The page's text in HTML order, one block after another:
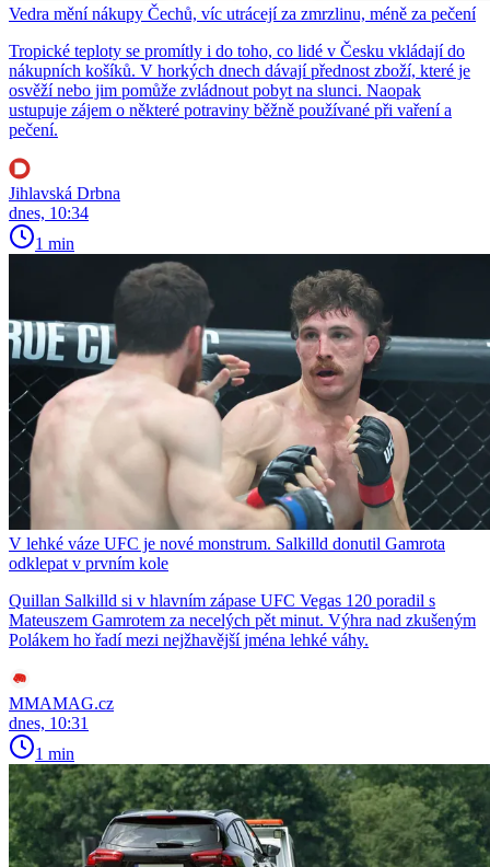
Vedra mění nákupy Čechů, víc utrácejí za zmrzlinu, méně za pečení
Tropické teploty se promítly i do toho, co lidé v Česku vkládají do
nákupních košíků. V horkých dnech dávají přednost zboží, které je
osvěží nebo jim pomůže zvládnout pobyt na slunci. Naopak
ustupuje zájem o některé potraviny běžně používané při vaření a
pečení.
Jihlavská Drbna
dnes, 10:34
1 min
V lehké váze UFC je nové monstrum. Salkilld donutil Gamrota
odklepat v prvním kole
Quillan Salkilld si v hlavním zápase UFC Vegas 120 poradil s
Mateuszem Gamrotem za necelých pět minut. Výhra nad zkušeným
Polákem ho řadí mezi nejžhavější jména lehké váhy.
MMAMAG.cz
dnes, 10:31
1 min